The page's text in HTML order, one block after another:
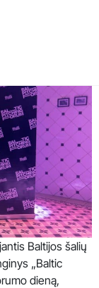
Baltijos šalių
„Baltic
dieną,